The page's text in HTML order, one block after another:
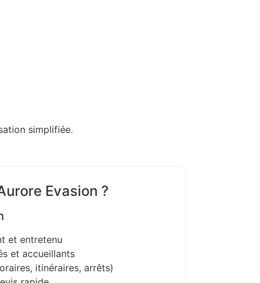
simplifiée.
Evasion ?
et entretenu
et accueillants
itinéraires, arrêts)